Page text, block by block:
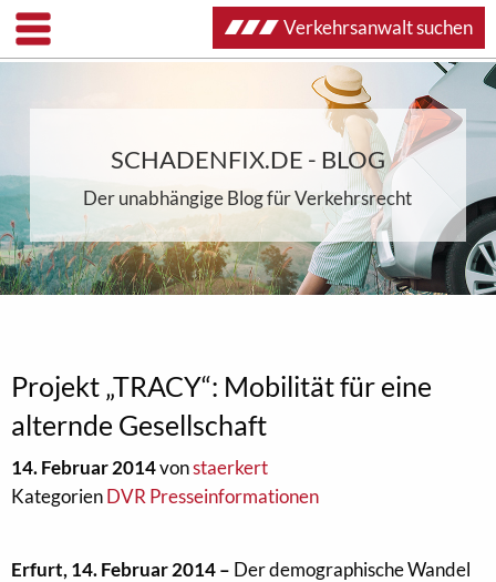
SCHADENFIX.DE - BLOG
Der unabhängige Blog für Verkehrsrecht
Projekt „TRACY“: Mobilität für eine
alternde Gesellschaft
14. Februar 2014vonstaerkert
KategorienDVR Presseinformationen
Erfurt, 14. Februar 2014 – Der demographische Wandel
Verkehrsanwalt suchen